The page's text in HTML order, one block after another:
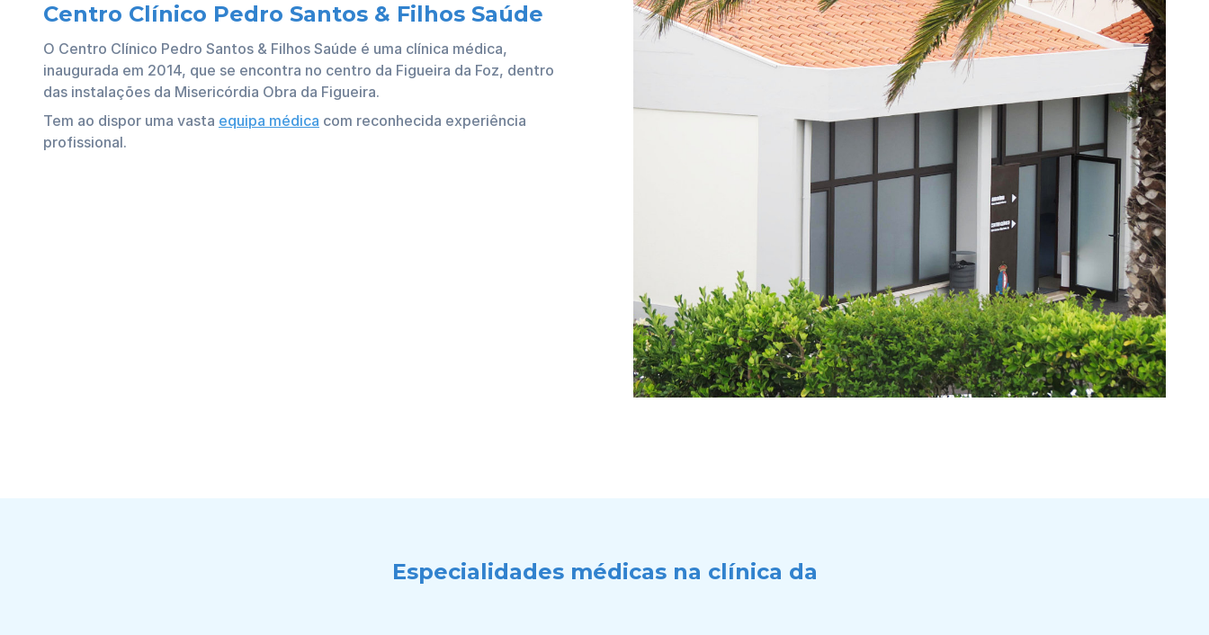
Centro Clínico Pedro Santos & Filhos Saúde
O Centro Clínico Pedro Santos & Filhos Saúde é uma clínica médica,
inaugurada em 2014, que se encontra no centro da Figueira da Foz, dentro
das instalações da Misericórdia Obra da Figueira.
Tem ao dispor uma vasta equipa médica com reconhecida experiência
profissional.
Especialidades médicas na clínica da